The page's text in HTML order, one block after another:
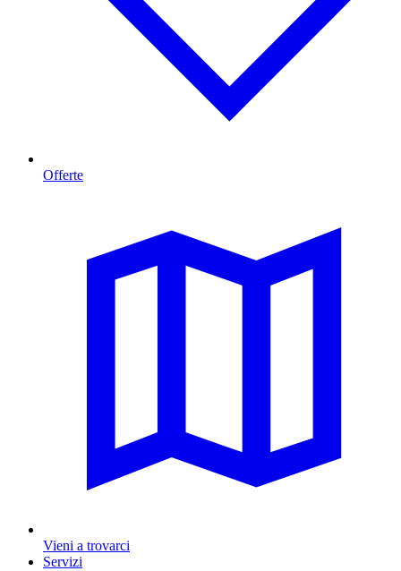
Offerte
Vieni a trovarci
Servizi